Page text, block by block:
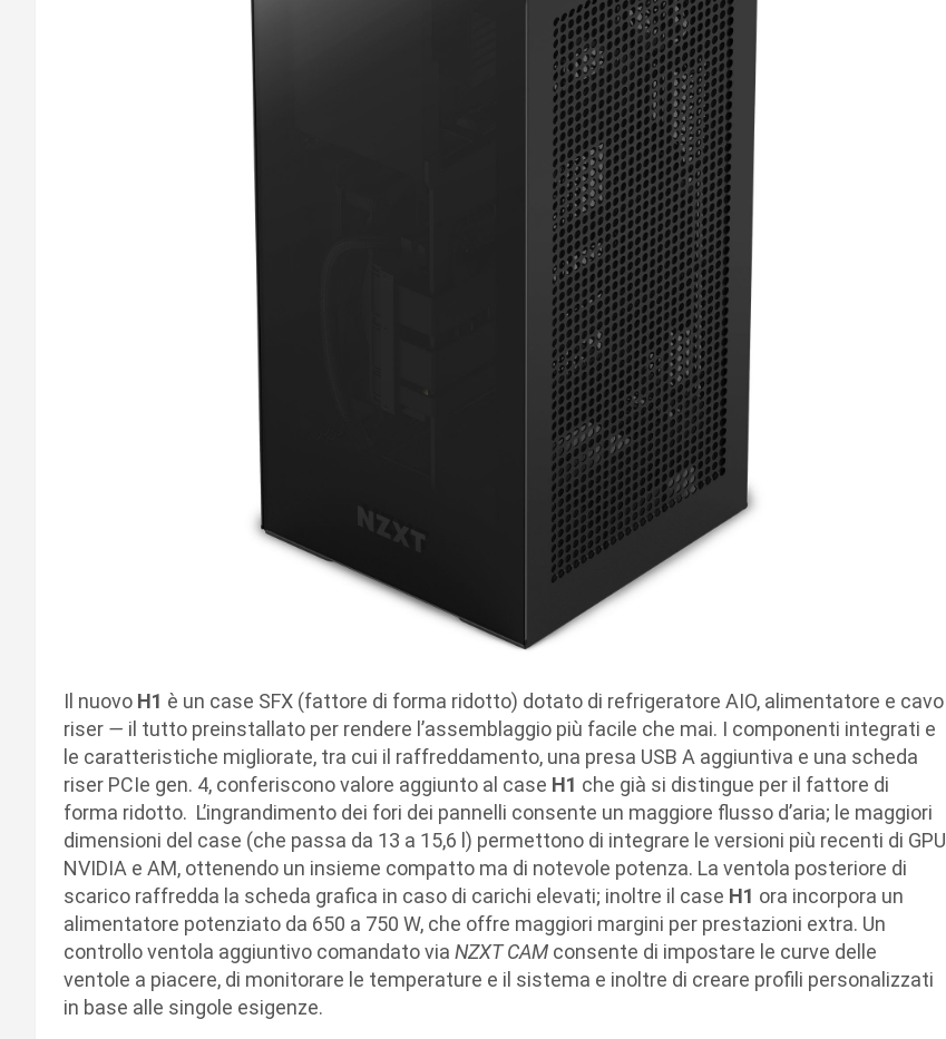
Il nuovo H1 è un case SFX (fattore di forma ridotto) dotato di refrigeratore AIO, alimentatore e cavo
riser — il tutto preinstallato per rendere l’assemblaggio più facile che mai. I componenti integrati e
le caratteristiche migliorate, tra cui il raffreddamento, una presa USB A aggiuntiva e una scheda
riser PCIe gen. 4, conferiscono valore aggiunto al case H1 che già si distingue per il fattore di
forma ridotto. L’ingrandimento dei fori dei pannelli consente un maggiore flusso d’aria; le maggiori
dimensioni del case (che passa da 13 a 15,6 l) permettono di integrare le versioni più recenti di GPU
NVIDIA e AM, ottenendo un insieme compatto ma di notevole potenza. La ventola posteriore di
scarico raffredda la scheda grafica in caso di carichi elevati; inoltre il case H1 ora incorpora un
alimentatore potenziato da 650 a 750 W, che offre maggiori margini per prestazioni extra. Un
controllo ventola aggiuntivo comandato via NZXT CAM consente di impostare le curve delle
ventole a piacere, di monitorare le temperature e il sistema e inoltre di creare profili personalizzati
in base alle singole esigenze.